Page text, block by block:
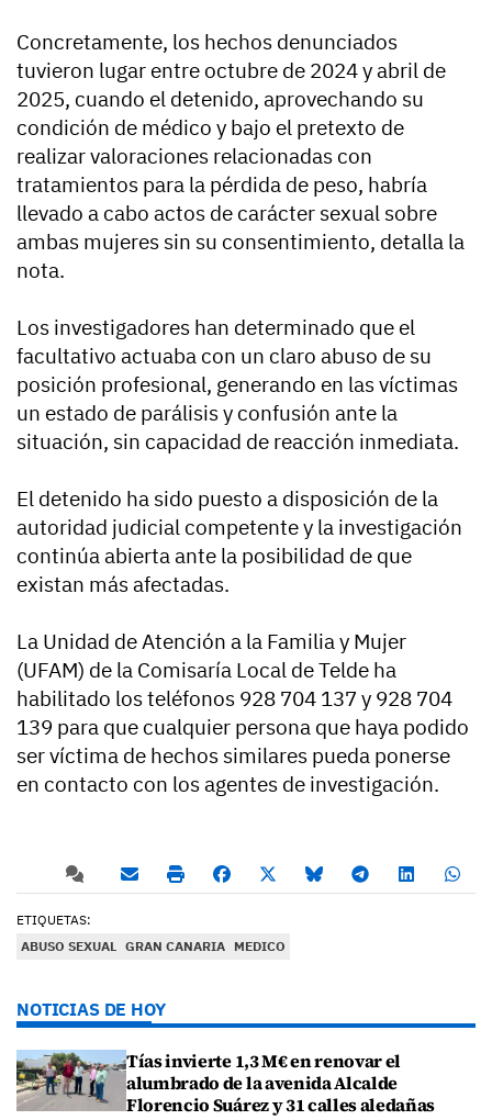
Concretamente, los hechos denunciados
tuvieron lugar entre octubre de 2024 y abril de
2025, cuando el detenido, aprovechando su
condición de médico y bajo el pretexto de
realizar valoraciones relacionadas con
tratamientos para la pérdida de peso, habría
llevado a cabo actos de carácter sexual sobre
ambas mujeres sin su consentimiento, detalla la
nota.
Los investigadores han determinado que el
facultativo actuaba con un claro abuso de su
posición profesional, generando en las víctimas
un estado de parálisis y confusión ante la
situación, sin capacidad de reacción inmediata.
El detenido ha sido puesto a disposición de la
autoridad judicial competente y la investigación
continúa abierta ante la posibilidad de que
existan más afectadas.
La Unidad de Atención a la Familia y Mujer
(UFAM) de la Comisaría Local de Telde ha
habilitado los teléfonos 928 704 137 y 928 704
139 para que cualquier persona que haya podido
ser víctima de hechos similares pueda ponerse
en contacto con los agentes de investigación.
ETIQUETAS:
ABUSO SEXUAL GRAN CANARIA MEDICO
NOTICIAS DE HOY
Tías invierte 1,3 M€ en renovar el
alumbrado de la avenida Alcalde
Florencio Suárez y 31 calles aledañas